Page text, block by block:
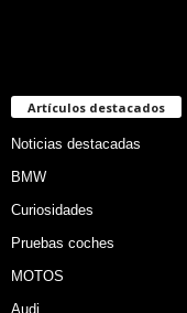
Artículos destacados
Noticias destacadas
BMW
Curiosidades
Pruebas coches
MOTOS
Audi